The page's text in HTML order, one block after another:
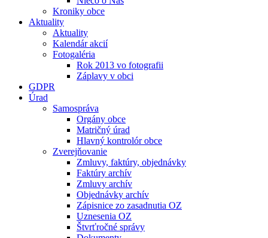
Kroniky obce
Aktuality
Aktuality
Kalendár akcií
Fotogaléria
Rok 2013 vo fotografii
Záplavy v obci
GDPR
Úrad
Samospráva
Orgány obce
Matričný úrad
Hlavný kontrolór obce
Zverejňovanie
Zmluvy, faktúry, objednávky
Faktúry archív
Zmluvy archív
Objednávky archív
Zápisnice zo zasadnutia OZ
Uznesenia OZ
Štvrťročné správy